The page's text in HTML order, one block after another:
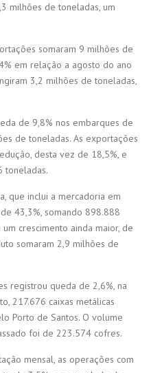
milhões de toneladas, um
somaram 9 milhões de
em relação a agosto do ano
3,2 milhões de toneladas,
de 9,8% nos embarques de
de toneladas. As exportações
desta vez de 18,5%, e
toneladas.
que inclui a mercadoria em
43,3%, somando 898.888
crescimento ainda maior, de
somaram 2,9 milhões de
registrou queda de 2,6%, na
217.676 caixas metálicas
Porto de Santos. O volume
foi de 223.574 cofres.
mensal, as operações com